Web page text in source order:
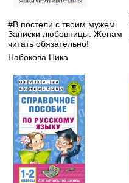
#В постели с твоим мужем.
Записки любовницы. Женам
читать обязательно!
Набокова Ника